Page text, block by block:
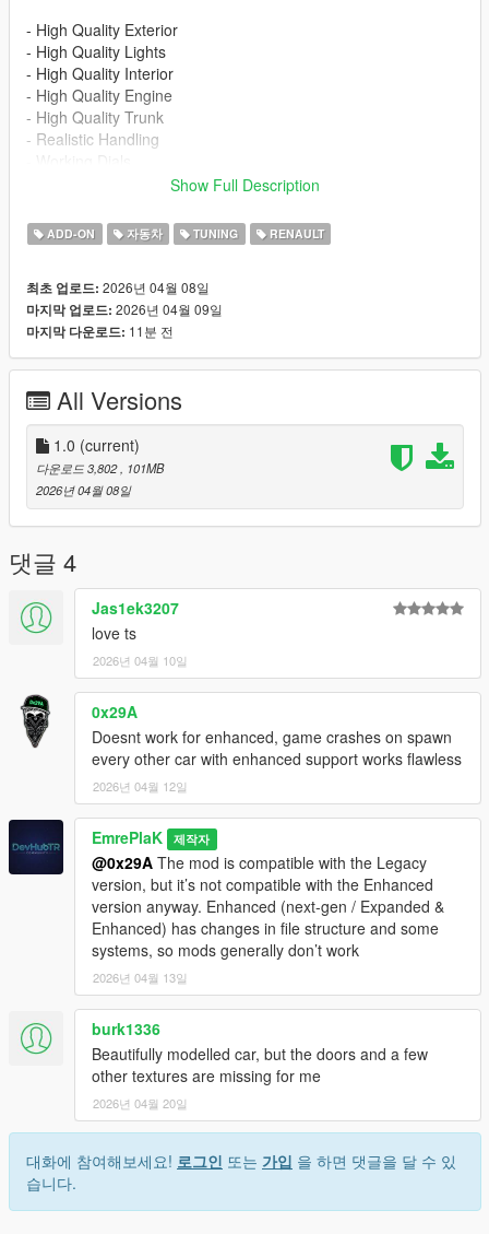
- High Quality Exterior
- High Quality Lights
- High Quality Interior
- High Quality Engine
- High Quality Trunk
- Realistic Handling
- Hands on Steering Wheel
- Tintable Windows
- Realistic Mirrors
- Extra 1 - Front License Plate
Installation for add-on:
1. Drag the folder (eu_cliorsline_2020) into dlcpacks
2. Edit dlclist (mods>update>update.rpf>common>data>) and
add this line under the previous line:
dlcpacks:/eu_cliorsline_2020/
3. Save and Enjoy!
Spawn name: eu_cliorsline_2020
Credits:
EmrePlak
Modification Options (ramyy_63)
3DModel Base:
https://3dmodels.org/tr/360-view/?
id=227663&srsltid=AfmBOopDLBsQc842ydUgsWDVWHEa4tVX
eMYqRrC6T8YK9EetrMH3tokd
Show Full Description
ADD-ON 자동차 TUNING RENAULT
최초 업로드: 2026년 04월 08일
마지막 업로드: 2026년 04월 09일
마지막 다운로드: 11분 전
All Versions
1.0 (current)
다운로드 3,802, 101MB
2026년 04월 08일
댓글 4
Jas1ek3207
love ts
2026년 04월 10일
0x29A
Doesnt work for enhanced, game crashes on spawn
every other car with enhanced support works flawless
2026년 04월 12일
EmrePlaK 제작자
@0x29A The mod is compatible with the Legacy
version, but it’s not compatible with the Enhanced
version anyway. Enhanced (next-gen / Expanded &
Enhanced) has changes in file structure and some
systems, so mods generally don’t work
2026년 04월 13일
burk1336
Beautifully modelled car, but the doors and a few
other textures are missing for me
2026년 04월 20일
대화에 참여해보세요! 로그인 또는 가입 을 하면 댓글을 달 수 있
습니다.